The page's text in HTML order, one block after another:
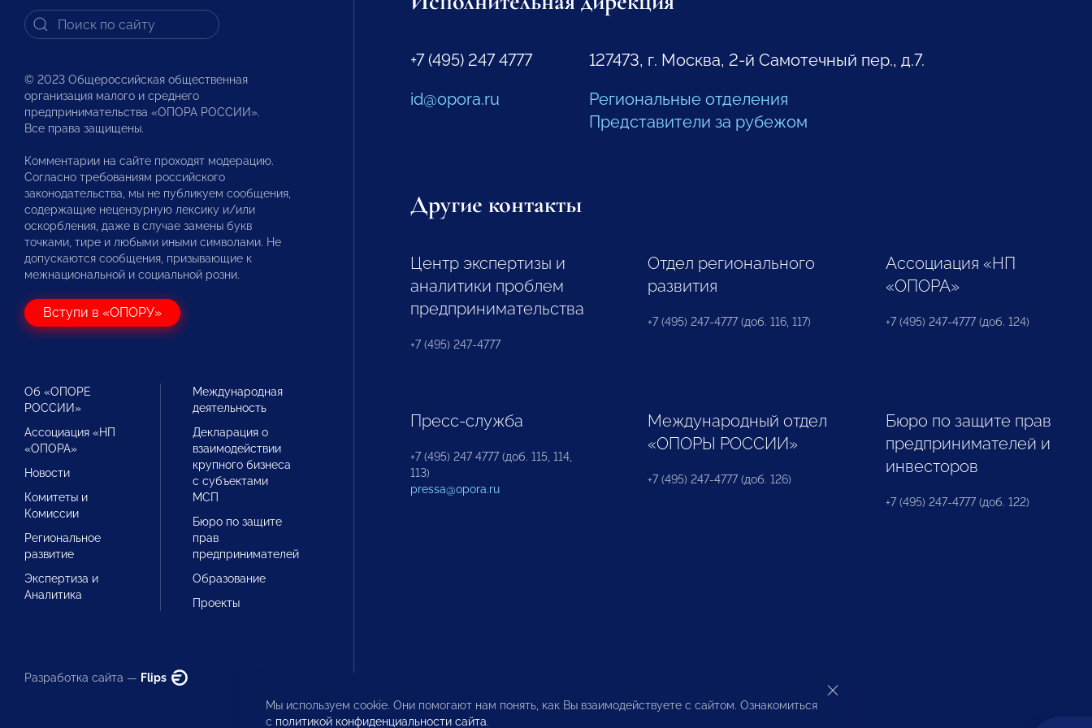
© 2023 Общероссийская общественная
организация малого и среднего
предпринимательства «ОПОРА РОССИИ».
Все права защищены.
Комментарии на сайте проходят модерацию.
Согласно требованиям российского
законодательства, мы не публикуем сообщения,
содержащие нецензурную лексику и/или
оскорбления, даже в случае замены букв
точками, тире и любыми иными символами. Не
допускаются сообщения, призывающие к
межнациональной и социальной розни.
Вступи в «ОПОРУ»
Об «ОПОРЕ
РОССИИ»
Ассоциация «НП
«ОПОРА»
Новости
Комитеты и
Комиссии
Региональное
развитие
Экспертиза и
Аналитика
Международная
деятельность
Декларация о
взаимодействии
крупного бизнеса
с субъектами
МСП
Бюро по защите
прав
предпринимателей
Образование
Проекты
Разработка сайта — Flips
+7 (495) 247 4777
id@opora.ru
127473, г. Москва, 2-й Самотечный пер., д.7.
Региональные отделения
Представители за рубежом
Другие контакты
Центр экспертизы и
аналитики проблем
предпринимательства
+7 (495) 247-4777
Отдел регионального
развития
+7 (495) 247-4777 (доб. 116, 117)
Ассоциация «НП
«ОПОРА»
+7 (495) 247-4777 (доб. 124)
Пресс-служба
+7 (495) 247 4777 (доб. 115, 114,
113)
pressa@opora.ru
Международный отдел
«ОПОРЫ РОССИИ»
+7 (495) 247-4777 (доб. 126)
Бюро по защите прав
предпринимателей и
инвесторов
+7 (495) 247-4777 (доб. 122)
Мы используем cookie. Они помогают нам понять, как Вы взаимодействуете с сайтом. Ознакомиться
с политикой конфиденциальности сайта.